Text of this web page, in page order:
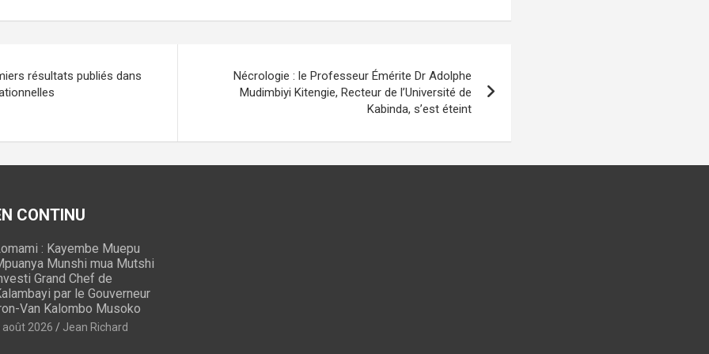
ail e
a
m
ta
er
résultats publiés dans
Nécrologie : le Professeur Émérite Dr Adolphe
Mudimbiyi Kitengie, Recteur de l’Université de
Kabinda, s’est éteint
CONTINU
: Kayembe Muepu
Munshi mua Mutshi
Grand Chef de
par le Gouverneur
Van Kalombo Musoko
août 2026 Jean Richard